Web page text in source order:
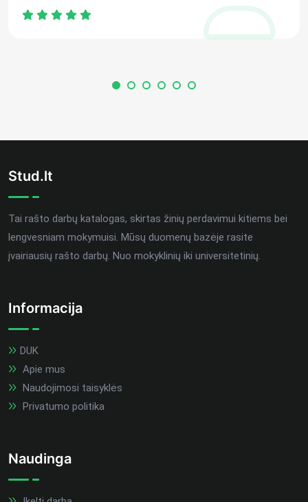
Stud.lt
Tai rašto darbų katalogas, skirtas žinių perdavimui kitiems bei
lengvesniam mokymuisi. Mūsų duomenų bazėje rasite
įvairiausių rašto darbų. Nuo mokyklinių iki universitetinių.
Informacija
DUK
Apie mus
Naudojimosi taisyklės
Privatumo politika
Naudinga